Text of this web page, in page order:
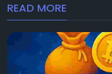
READ MORE